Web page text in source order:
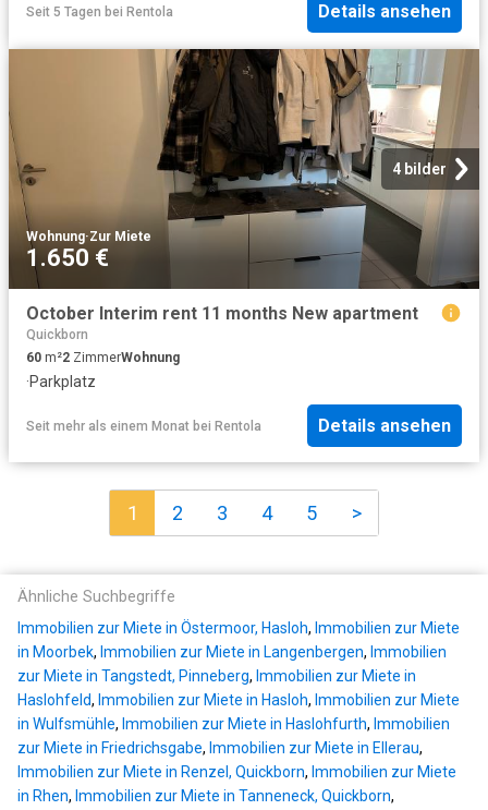
Seit 5 Tagen bei Rentola Details ansehen
4 bilder
Wohnung·Zur Miete
1.650 €
October Interim rent 11 months New apartment
Quickborn
60 m²2 ZimmerWohnung
·Parkplatz
Seit mehr als einem Monat bei Rentola Details ansehen
1 2 3 4 5 >
Ähnliche Suchbegriffe
Immobilien zur Miete in Östermoor, Hasloh, Immobilien zur Miete
in Moorbek, Immobilien zur Miete in Langenbergen, Immobilien
zur Miete in Tangstedt, Pinneberg, Immobilien zur Miete in
Haslohfeld, Immobilien zur Miete in Hasloh, Immobilien zur Miete
in Wulfsmühle, Immobilien zur Miete in Haslohfurth, Immobilien
zur Miete in Friedrichsgabe, Immobilien zur Miete in Ellerau,
Immobilien zur Miete in Renzel, Quickborn, Immobilien zur Miete
in Rhen, Immobilien zur Miete in Tanneneck, Quickborn,